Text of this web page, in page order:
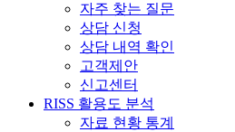
자주 찾는 질문
상담 신청
상담 내역 확인
고객제안
신고센터
RISS 활용도 분석
자료 현황 통계